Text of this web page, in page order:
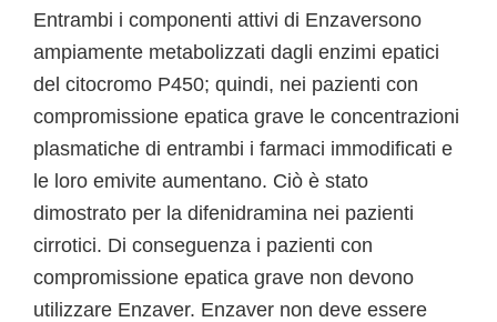
Entrambi i componenti attivi di Enzaversono
ampiamente metabolizzati dagli enzimi epatici
del citocromo P450; quindi, nei pazienti con
compromissione epatica grave le concentrazioni
plasmatiche di entrambi i farmaci immodificati e
le loro emivite aumentano. Ciò è stato
dimostrato per la difenidramina nei pazienti
cirrotici. Di conseguenza i pazienti con
compromissione epatica grave non devono
utilizzare Enzaver. Enzaver non deve essere